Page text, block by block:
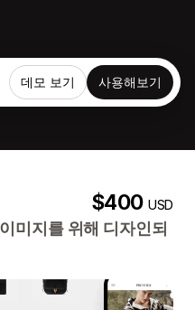
데모 보기 사용해보기
$400USD
미지를 위해 디자인되